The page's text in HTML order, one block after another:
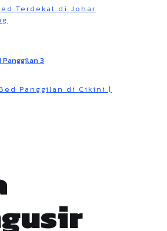
Terdekat di Johar
Panggilan di Cikini |